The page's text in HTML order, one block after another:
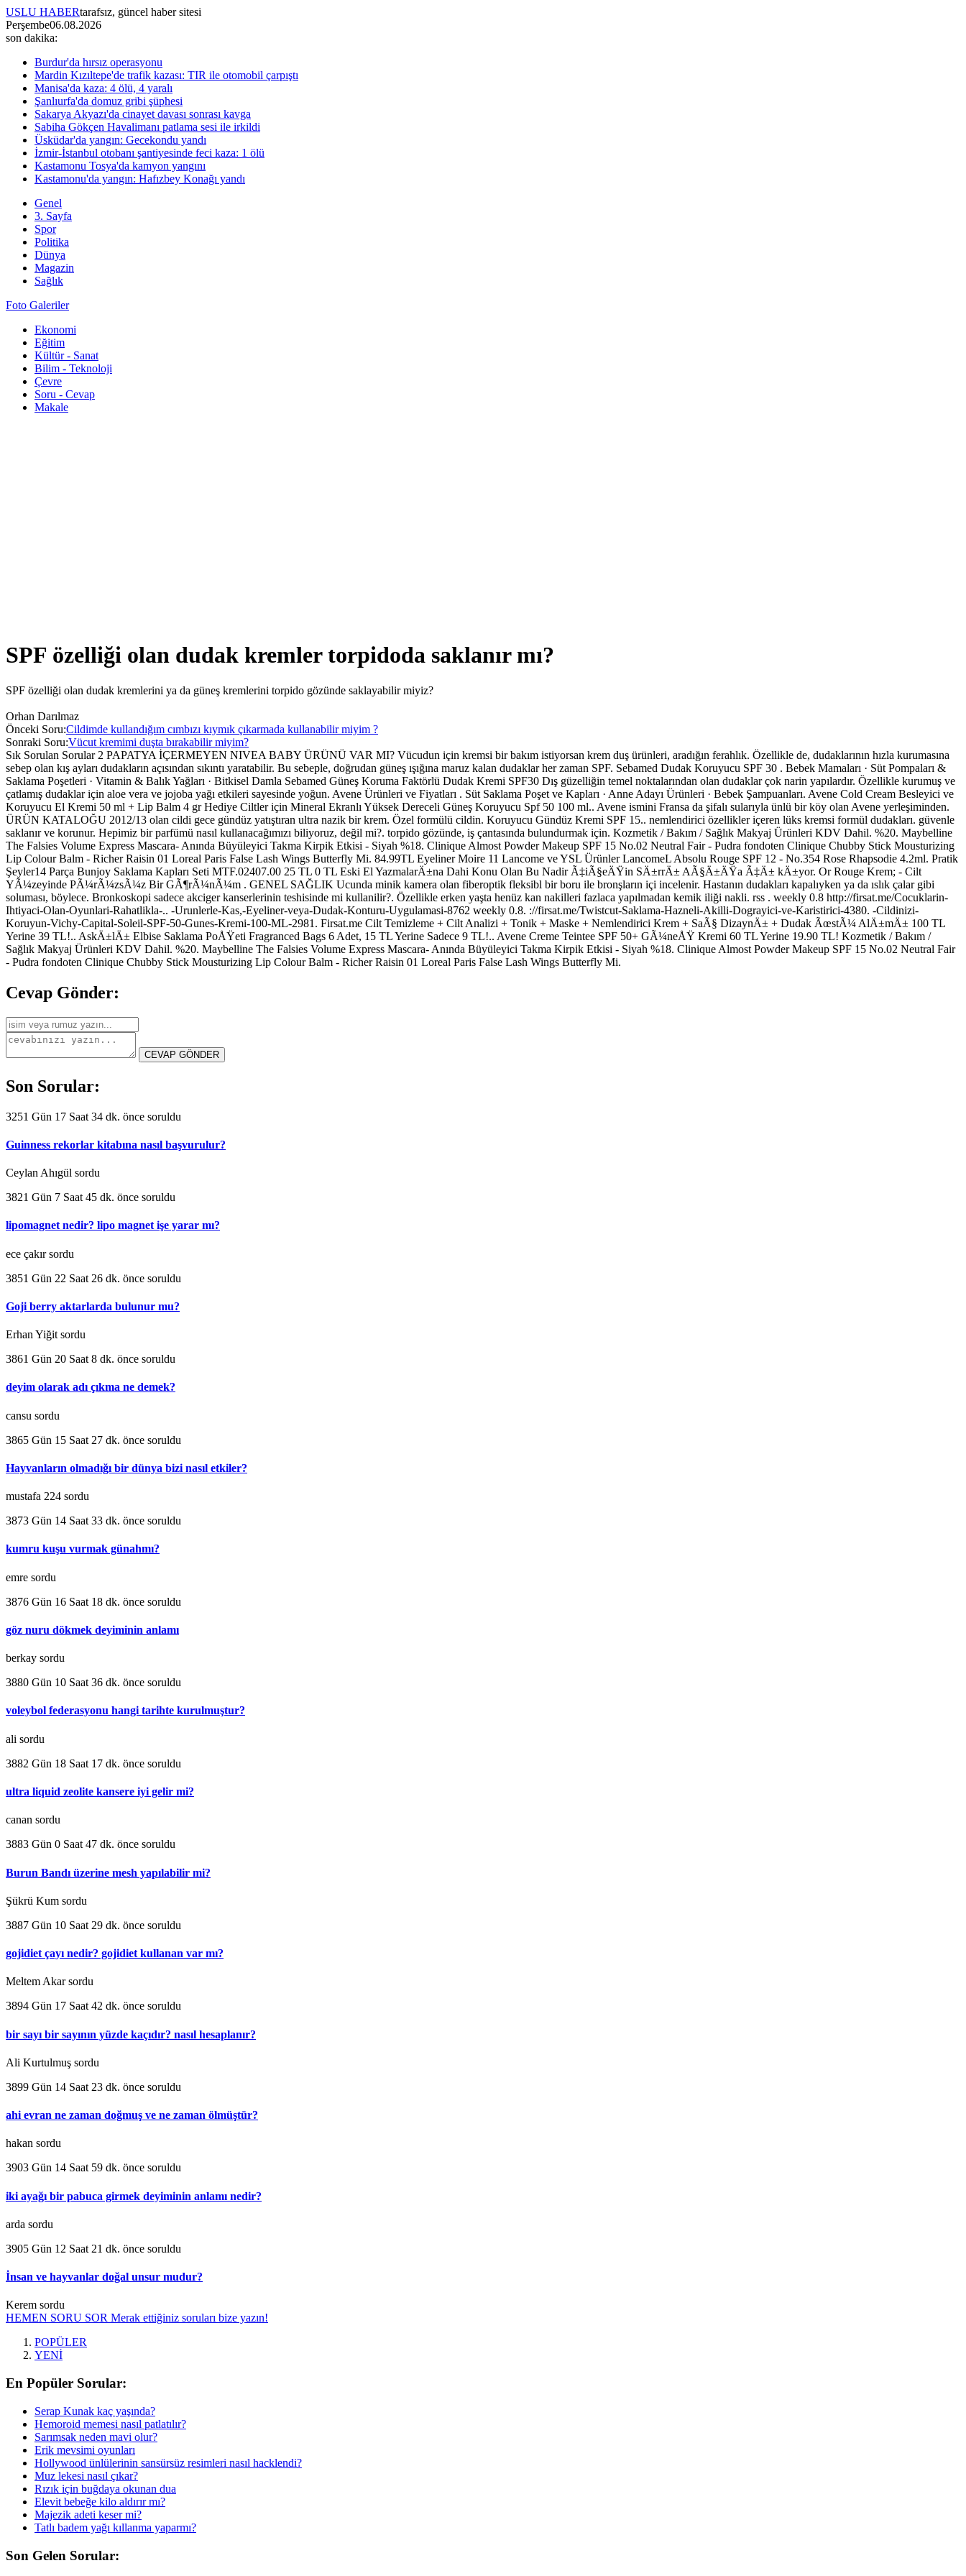
USLU HABERtarafsız, güncel haber sitesi
Perşembe06.08.2026
son dakika:
Burdur'da hırsız operasyonu
Mardin Kızıltepe'de trafik kazası: TIR ile otomobil çarpıştı
Manisa'da kaza: 4 ölü, 4 yaralı
Şanlıurfa'da domuz gribi şüphesi
Sakarya Akyazı'da cinayet davası sonrası kavga
Sabiha Gökçen Havalimanı patlama sesi ile irkildi
Üsküdar'da yangın: Gecekondu yandı
İzmir-İstanbul otobanı şantiyesinde feci kaza: 1 ölü
Kastamonu Tosya'da kamyon yangını
Kastamonu'da yangın: Hafızbey Konağı yandı
Genel
3. Sayfa
Spor
Politika
Dünya
Magazin
Sağlık
Foto Galeriler
Ekonomi
Eğitim
Kültür - Sanat
Bilim - Teknoloji
Çevre
Soru - Cevap
Makale
SPF özelliği olan dudak kremler torpidoda saklanır mı?
SPF özelliği olan dudak kremlerini ya da güneş kremlerini torpido gözünde saklayabilir miyiz?
Orhan Darılmaz
Önceki Soru:Cildimde kullandığım cımbızı kıymık çıkarmada kullanabilir miyim ?
Sonraki Soru:Vücut kremimi duşta bırakabilir miyim?
Sık Sorulan Sorular 2 PAPATYA İÇERMEYEN NIVEA BABY ÜRÜNÜ VAR MI? Vücudun için kremsi bir bakım istiyorsan krem duş ürünleri, aradığın ferahlık. Özellikle de, dudaklarının hızla kurumasına
sebep olan kış ayları dudakların açısından sıkıntı yaratabilir. Bu sebeple, doğrudan güneş ışığına maruz kalan dudaklar her zaman SPF. Sebamed Dudak Koruyucu SPF 30 . Bebek Mamaları · Süt Pompaları &
Saklama Poşetleri · Vitamin & Balık Yağları · Bitkisel Damla Sebamed Güneş Koruma Faktörlü Dudak Kremi SPF30 Dış güzelliğin temel noktalarından olan dudaklar çok narin yapılardır. Özellikle kurumuş ve
çatlamış dudaklar için aloe vera ve jojoba yağı etkileri sayesinde yoğun. Avene Ürünleri ve Fiyatları . Süt Saklama Poşet ve Kapları · Anne Adayı Ürünleri · Bebek Şampuanları. Avene Cold Cream Besleyici ve
Koruyucu El Kremi 50 ml + Lip Balm 4 gr Hediye Ciltler için Mineral Ekranlı Yüksek Dereceli Güneş Koruyucu Spf 50 100 ml.. Avene ismini Fransa da şifalı sularıyla ünlü bir köy olan Avene yerleşiminden.
ÜRÜN KATALOĞU 2012/13 olan cildi gece gündüz yatıştıran ultra nazik bir krem. Özel formülü cildin. Koruyucu Gündüz Kremi SPF 15.. nemlendirici özellikler içeren lüks kremsi formül dudakları. güvenle
saklanır ve korunur. Hepimiz bir parfümü nasıl kullanacağımızı biliyoruz, değil mi?. torpido gözünde, iş çantasında bulundurmak için. Kozmetik / Bakım / Sağlık Makyaj Ürünleri KDV Dahil. %20. Maybelline
The Falsies Volume Express Mascara- Anında Büyüleyici Takma Kirpik Etkisi - Siyah %18. Clinique Almost Powder Makeup SPF 15 No.02 Neutral Fair - Pudra fondoten Clinique Chubby Stick Mousturizing
Lip Colour Balm - Richer Raisin 01 Loreal Paris False Lash Wings Butterfly Mi. 84.99TL Eyeliner Moire 11 Lancome ve YSL Ürünler LancomeL Absolu Rouge SPF 12 - No.354 Rose Rhapsodie 4.2ml. Pratik
Şeyler14 Parça Bunjoy Saklama Kapları Seti MTF.02407.00 25 TL 0 TL Eski El YazmalarÄ±na Dahi Konu Olan Bu Nadir Ã‡iÃ§eÄŸin SÄ±rrÄ± AÃ§Ä±ÄŸa Ã‡Ä± kÄ±yor. Or Rouge Krem; - Cilt
YÃ¼zeyinde PÃ¼rÃ¼zsÃ¼z Bir GÃ¶rÃ¼nÃ¼m . GENEL SAĞLIK Ucunda minik kamera olan fiberoptik fleksibl bir boru ile bronşların içi incelenir. Hastanın dudakları kapalıyken ya da ıslık çalar gibi
soluması, böylece. Bronkoskopi sadece akciger kanserlerinin teshisinde mi kullanilir?. Özellikle erken yaşta henüz kan nakilleri fazlaca yapılmadan kemik iliği nakli. rss . weekly 0.8 http://firsat.me/Cocuklarin-
Ihtiyaci-Olan-Oyunlari-Rahatlikla-.. -Urunlerle-Kas,-Eyeliner-veya-Dudak-Konturu-Uygulamasi-8762 weekly 0.8. ://firsat.me/Twistcut-Saklama-Hazneli-Akilli-Dograyici-ve-Karistirici-4380. -Cildinizi-
Koruyun-Vichy-Capital-Soleil-SPF-50-Gunes-Kremi-100-ML-2981. Firsat.me Cilt Temizleme + Cilt Analizi + Tonik + Maske + Nemlendirici Krem + SaÃ§ DizaynÄ± + Dudak ÃœstÃ¼ AlÄ±mÄ± 100 TL
Yerine 39 TL!.. AskÄ±lÄ± Elbise Saklama PoÅŸeti Fragranced Bags 6 Adet, 15 TL Yerine Sadece 9 TL!.. Avene Creme Teintee SPF 50+ GÃ¼neÅŸ Kremi 60 TL Yerine 19.90 TL! Kozmetik / Bakım /
Sağlık Makyaj Ürünleri KDV Dahil. %20. Maybelline The Falsies Volume Express Mascara- Anında Büyüleyici Takma Kirpik Etkisi - Siyah %18. Clinique Almost Powder Makeup SPF 15 No.02 Neutral Fair
- Pudra fondoten Clinique Chubby Stick Mousturizing Lip Colour Balm - Richer Raisin 01 Loreal Paris False Lash Wings Butterfly Mi.
Cevap Gönder:
Son Sorular:
3251 Gün 17 Saat 34 dk. önce soruldu
Guinness rekorlar kitabına nasıl başvurulur?
Ceylan Ahıgül sordu
3821 Gün 7 Saat 45 dk. önce soruldu
lipomagnet nedir? lipo magnet işe yarar mı?
ece çakır sordu
3851 Gün 22 Saat 26 dk. önce soruldu
Goji berry aktarlarda bulunur mu?
Erhan Yiğit sordu
3861 Gün 20 Saat 8 dk. önce soruldu
deyim olarak adı çıkma ne demek?
cansu sordu
3865 Gün 15 Saat 27 dk. önce soruldu
Hayvanların olmadığı bir dünya bizi nasıl etkiler?
mustafa 224 sordu
3873 Gün 14 Saat 33 dk. önce soruldu
kumru kuşu vurmak günahmı?
emre sordu
3876 Gün 16 Saat 18 dk. önce soruldu
göz nuru dökmek deyiminin anlamı
berkay sordu
3880 Gün 10 Saat 36 dk. önce soruldu
voleybol federasyonu hangi tarihte kurulmuştur?
ali sordu
3882 Gün 18 Saat 17 dk. önce soruldu
ultra liquid zeolite kansere iyi gelir mi?
canan sordu
3883 Gün 0 Saat 47 dk. önce soruldu
Burun Bandı üzerine mesh yapılabilir mi?
Şükrü Kum sordu
3887 Gün 10 Saat 29 dk. önce soruldu
gojidiet çayı nedir? gojidiet kullanan var mı?
Meltem Akar sordu
3894 Gün 17 Saat 42 dk. önce soruldu
bir sayı bir sayının yüzde kaçıdır? nasıl hesaplanır?
Ali Kurtulmuş sordu
3899 Gün 14 Saat 23 dk. önce soruldu
ahi evran ne zaman doğmuş ve ne zaman ölmüştür?
hakan sordu
3903 Gün 14 Saat 59 dk. önce soruldu
iki ayağı bir pabuca girmek deyiminin anlamı nedir?
arda sordu
3905 Gün 12 Saat 21 dk. önce soruldu
İnsan ve hayvanlar doğal unsur mudur?
Kerem sordu
HEMEN SORU SOR Merak ettiğiniz soruları bize yazın!
POPÜLER
YENİ
En Popüler Sorular:
Serap Kunak kaç yaşında?
Hemoroid memesi nasıl patlatılır?
Sarımsak neden mavi olur?
Erik mevsimi oyunları
Hollywood ünlülerinin sansürsüz resimleri nasıl hacklendi?
Muz lekesi nasıl çıkar?
Rızık için buğdaya okunan dua
Elevit bebeğe kilo aldırır mı?
Majezik adeti keser mi?
Tatlı badem yağı kıllanma yaparmı?
Son Gelen Sorular: